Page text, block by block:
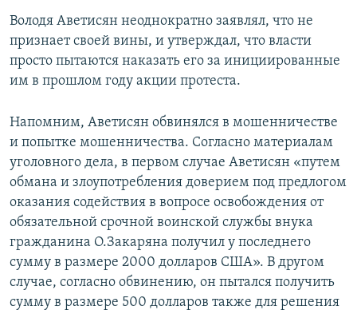
Володя Аветисян неоднократно заявлял, что не
признает своей вины, и утверждал, что власти
просто пытаются наказать его за инициированные
им в прошлом году акции протеста.
Напомним, Аветисян обвинялся в мошенничестве
и попытке мошенничества. Согласно материалам
уголовного дела, в первом случае Аветисян «путем
обмана и злоупотребления доверием под предлогом
оказания содействия в вопросе освобождения от
обязательной срочной воинской службы внука
гражданина О.Закаряна получил у последнего
сумму в размере 2000 долларов США». В другом
случае, согласно обвинению, он пытался получить
сумму в размере 500 долларов также для решения